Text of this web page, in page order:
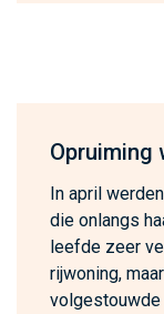
Opruiming
In april
die onlangs
leefde zeer
rijwoning,
volgestouwde